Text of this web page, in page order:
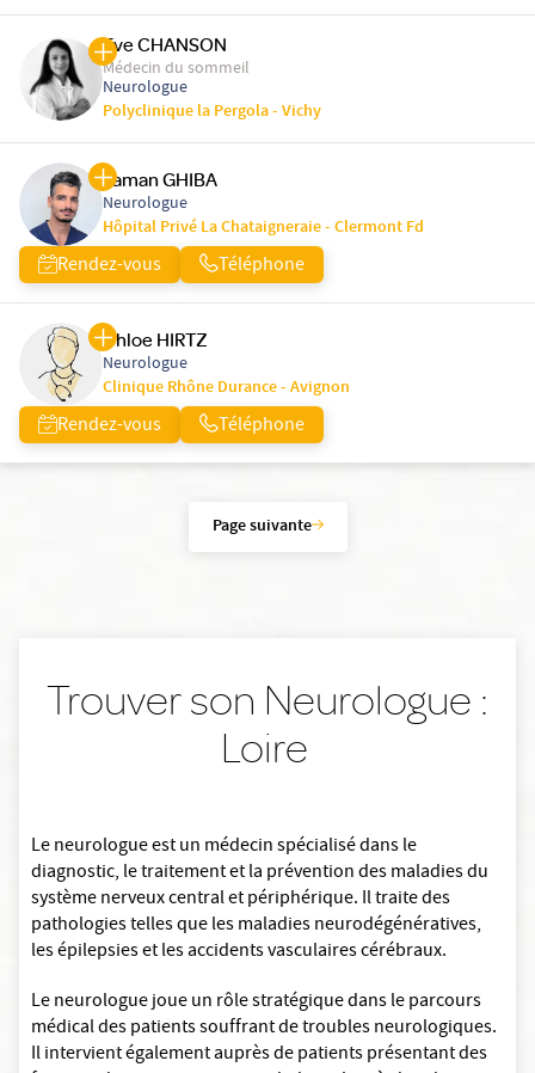
Eve CHANSON
Médecin du sommeil
Neurologue
Polyclinique la Pergola - Vichy
Yaman GHIBA
Neurologue
Hôpital Privé La Chataigneraie - Clermont Fd
Rendez-vous Téléphone
Chloe HIRTZ
Neurologue
Clinique Rhône Durance - Avignon
Rendez-vous Téléphone
Page suivante
Trouver son Neurologue :
Loire
Le neurologue est un médecin spécialisé dans le
diagnostic, le traitement et la prévention des maladies du
système nerveux central et périphérique. Il traite des
pathologies telles que les maladies neurodégénératives,
les épilepsies et les accidents vasculaires cérébraux.
Le neurologue joue un rôle stratégique dans le parcours
médical des patients souffrant de troubles neurologiques.
Il intervient également auprès de patients présentant des